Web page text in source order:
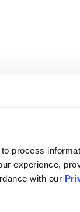
process
experience,
with our